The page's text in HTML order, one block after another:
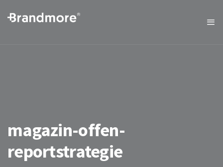
magazin-offen-
reportstrategie